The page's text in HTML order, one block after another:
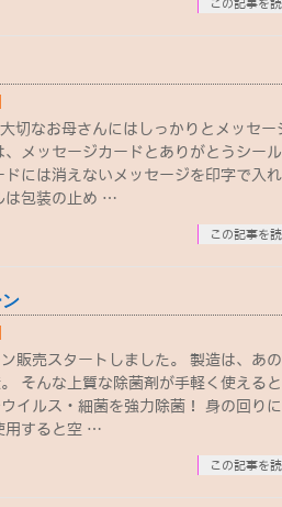
この記事を
切なお母さんにはしっかりとメッセー
メッセージカードとありがとうシー
ドには消えないメッセージを印字で入れ
は包装の止め …
この記事を
販売スタートしました。 製造は、あ
そんな上質な除菌剤が手軽く使えると
イルス・細菌を強力除菌！ 身の回り
用すると空 …
この記事を